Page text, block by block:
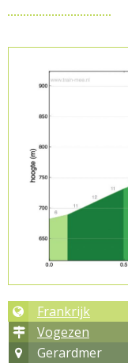
Frankrijk
Vogezen
Gerardmer